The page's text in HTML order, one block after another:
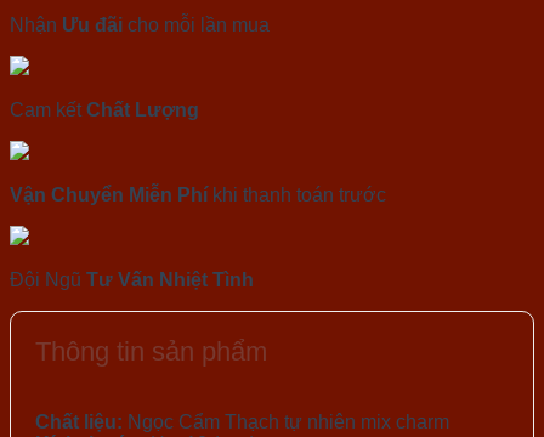
Nhận Ưu đãi cho mỗi lần mua
Cam kết Chất Lượng
Vận Chuyển Miễn Phí khi thanh toán trước
Đội Ngũ Tư Vấn Nhiệt Tình
Thông tin sản phẩm
Chất liệu: Ngọc Cẩm Thạch tự nhiên mix charm